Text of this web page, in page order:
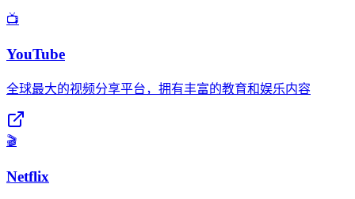
📺
YouTube
全球最大的视频分享平台，拥有丰富的教育和娱乐内容
🎬
Netflix